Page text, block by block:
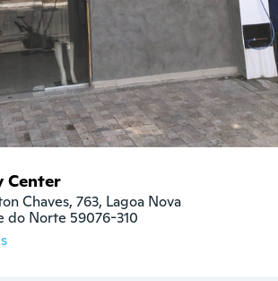
Center
Chaves, 763, Lagoa Nova
do Norte 59076-310